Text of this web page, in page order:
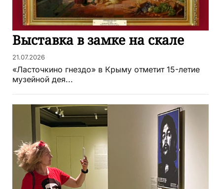
Выставка в замке на скале
21.07.2026
«Ласточкино гнездо» в Крыму отметит 15-летие
музейной дея...